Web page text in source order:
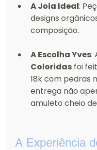
A Joia Ideal:
designs
composição.
A Escolha Yves:
Coloridas foi
18k com pedras
entrega não
amuleto cheio
A Experiência